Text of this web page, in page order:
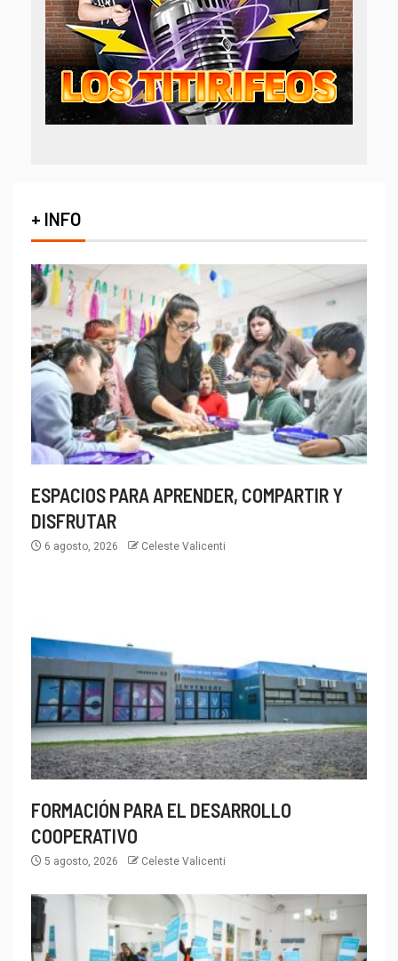
+ INFO
ESPACIOS PARA APRENDER, COMPARTIR Y
DISFRUTAR
6 agosto, 2026 Celeste Valicenti
FORMACIÓN PARA EL DESARROLLO
COOPERATIVO
5 agosto, 2026 Celeste Valicenti